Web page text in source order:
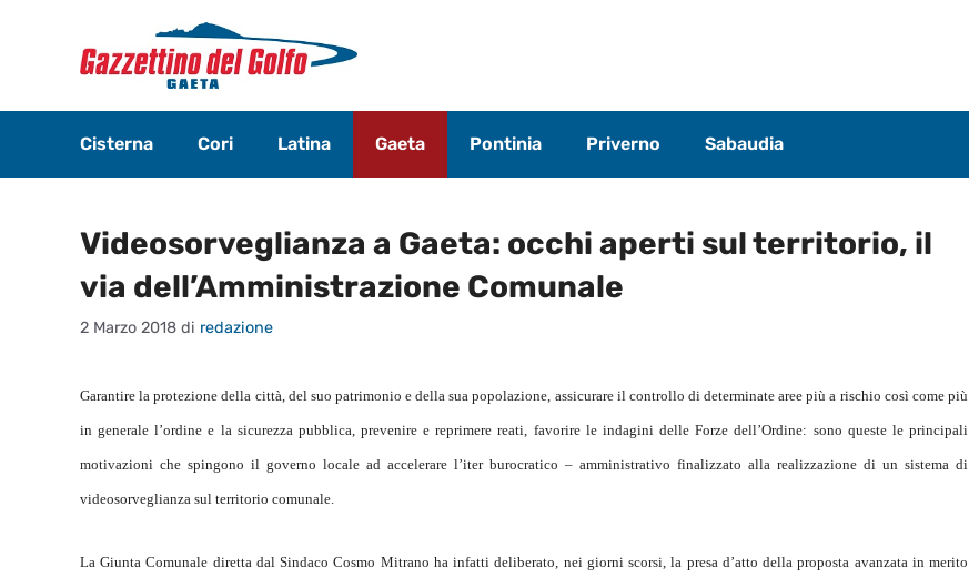
contenuto
Cisterna Cori Latina Gaeta Pontinia Priverno Sabaudia
Videosorveglianza a Gaeta: occhi aperti sul territorio, il
via dell’Amministrazione Comunale
2 Marzo 2018 di redazione
Garantire la protezione della città, del suo patrimonio e della sua popolazione, assicurare il controllo di determinate aree più a rischio così come più
in generale l’ordine e la sicurezza pubblica, prevenire e reprimere reati, favorire le indagini delle Forze dell’Ordine: sono queste le principali
motivazioni che spingono il governo locale ad accelerare l’iter burocratico – amministrativo finalizzato alla realizzazione di un sistema di
videosorveglianza sul territorio comunale.
La Giunta Comunale diretta dal Sindaco Cosmo Mitrano ha infatti deliberato, nei giorni scorsi, la presa d’atto della proposta avanzata in merito